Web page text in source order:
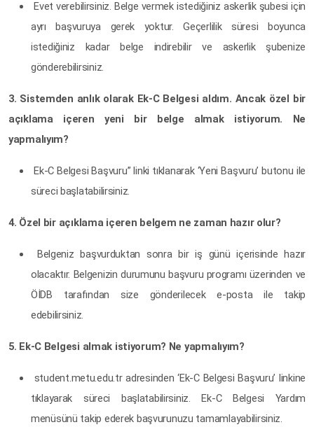
Evet verebilirsiniz. Belge vermek istediğiniz askerlik şubesi için
ayrı başvuruya gerek yoktur. Geçerlilik süresi boyunca
istediğiniz kadar belge indirebilir ve askerlik şubenize
gönderebilirsiniz.
3. Sistemden anlık olarak Ek-C Belgesi aldım. Ancak özel bir
açıklama içeren yeni bir belge almak istiyorum. Ne
yapmalıyım?
Ek-C Belgesi Başvuru” linki tıklanarak ‘Yeni Başvuru’ butonu ile
süreci başlatabilirsiniz.
4. Özel bir açıklama içeren belgem ne zaman hazır olur?
Belgeniz başvurduktan sonra bir iş günü içerisinde hazır
olacaktır. Belgenizin durumunu başvuru programı üzerinden ve
ÖİDB tarafından size gönderilecek e-posta ile takip
edebilirsiniz.
5. Ek-C Belgesi almak istiyorum? Ne yapmalıyım?
student.metu.edu.tr adresinden ‘Ek-C Belgesi Başvuru’ linkine
tıklayarak süreci başlatabilirsiniz. Ek-C Belgesi Yardım
menüsünü takip ederek başvurunuzu tamamlayabilirsiniz.